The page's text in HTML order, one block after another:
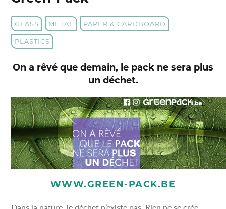
GLASS METAL PAPER & CARDBOARD
PLASTICS
On a rêvé que demain, le pack ne sera plus
un déchet.
WWW.GREEN-PACK.BE